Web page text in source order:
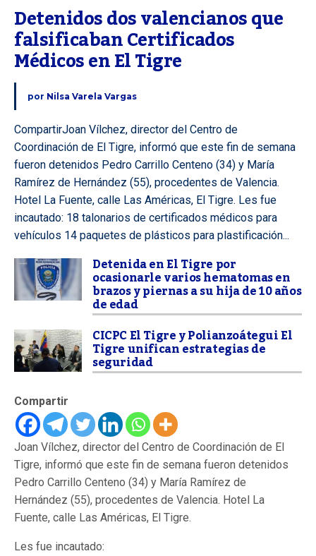
Detenidos dos valencianos que
falsificaban Certificados
Médicos en El Tigre
por Nilsa Varela Vargas
CompartirJoan Vílchez, director del Centro de
Coordinación de El Tigre, informó que este fin de semana
fueron detenidos Pedro Carrillo Centeno (34) y María
Ramírez de Hernández (55), procedentes de Valencia.
Hotel La Fuente, calle Las Américas, El Tigre. Les fue
incautado: 18 talonarios de certificados médicos para
vehículos 14 paquetes de plásticos para plastificación...
Detenida en El Tigre por
ocasionarle varios hematomas en
brazos y piernas a su hija de 10 años
de edad
CICPC El Tigre y Polianzoátegui El
Tigre unifican estrategias de
seguridad
Compartir
Joan Vílchez, director del Centro de Coordinación de El
Tigre, informó que este fin de semana fueron detenidos
Pedro Carrillo Centeno (34) y María Ramírez de
Hernández (55), procedentes de Valencia. Hotel La
Fuente, calle Las Américas, El Tigre.
Les fue incautado: